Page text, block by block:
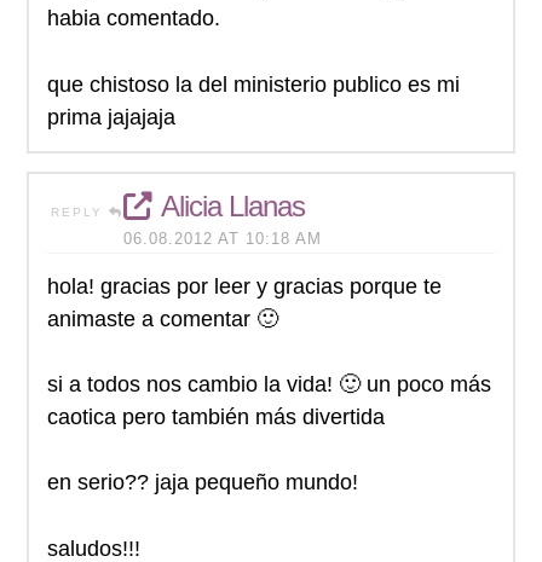
habia comentado.
que chistoso la del ministerio publico es mi
prima jajajaja
REPLY Alicia Llanas
06.08.2012 AT 10:18 AM
hola! gracias por leer y gracias porque te
animaste a comentar 🙂
si a todos nos cambio la vida! 🙂 un poco más
caotica pero también más divertida
en serio?? jaja pequeño mundo!
saludos!!!